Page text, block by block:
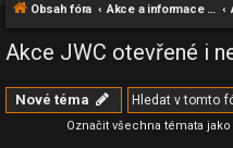
Obsah fóra Akce a informace pro všechny příznivce Wranglerů
Akce JWC otevřené i
Nové téma
Označit všechna témata